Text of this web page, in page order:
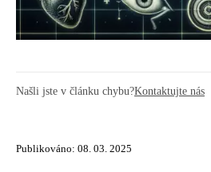
Našli jste v článku chybu?Kontaktujte nás
Publikováno: 08. 03. 2025